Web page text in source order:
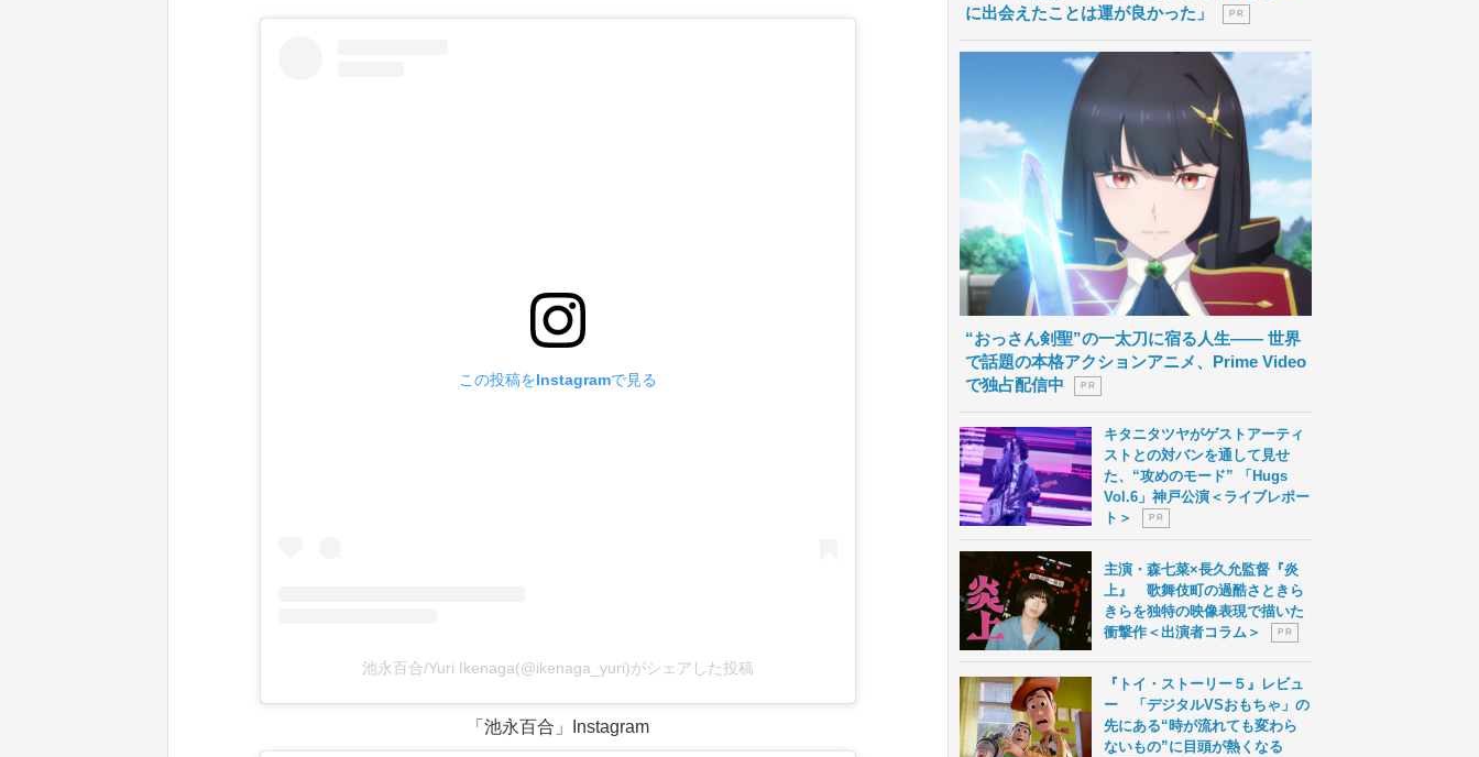
この投稿をInstagramで見る
池永百合/Yuri Ikenaga(@ikenaga_yuri)がシェアした投稿
「池永百合」Instagram
に出会えたことは運が良かった」
P R
“おっさん剣聖”の一太刀に宿る人生―― 世界
で話題の本格アクションアニメ、Prime Video
で独占配信中
P R
キタニタツヤがゲストアーティ
ストとの対バンを通して見せ
た、“攻めのモード” 「Hugs
Vol.6」神戸公演＜ライブレポー
ト＞
P R
主演・森七菜×長久允監督『炎
上』 歌舞伎町の過酷さときら
きらを独特の映像表現で描いた
衝撃作＜出演者コラム＞
P R
『トイ・ストーリー５』レビュ
ー 「デジタルVSおもちゃ」の
先にある“時が流れても変わら
ないもの”に目頭が熱くなる